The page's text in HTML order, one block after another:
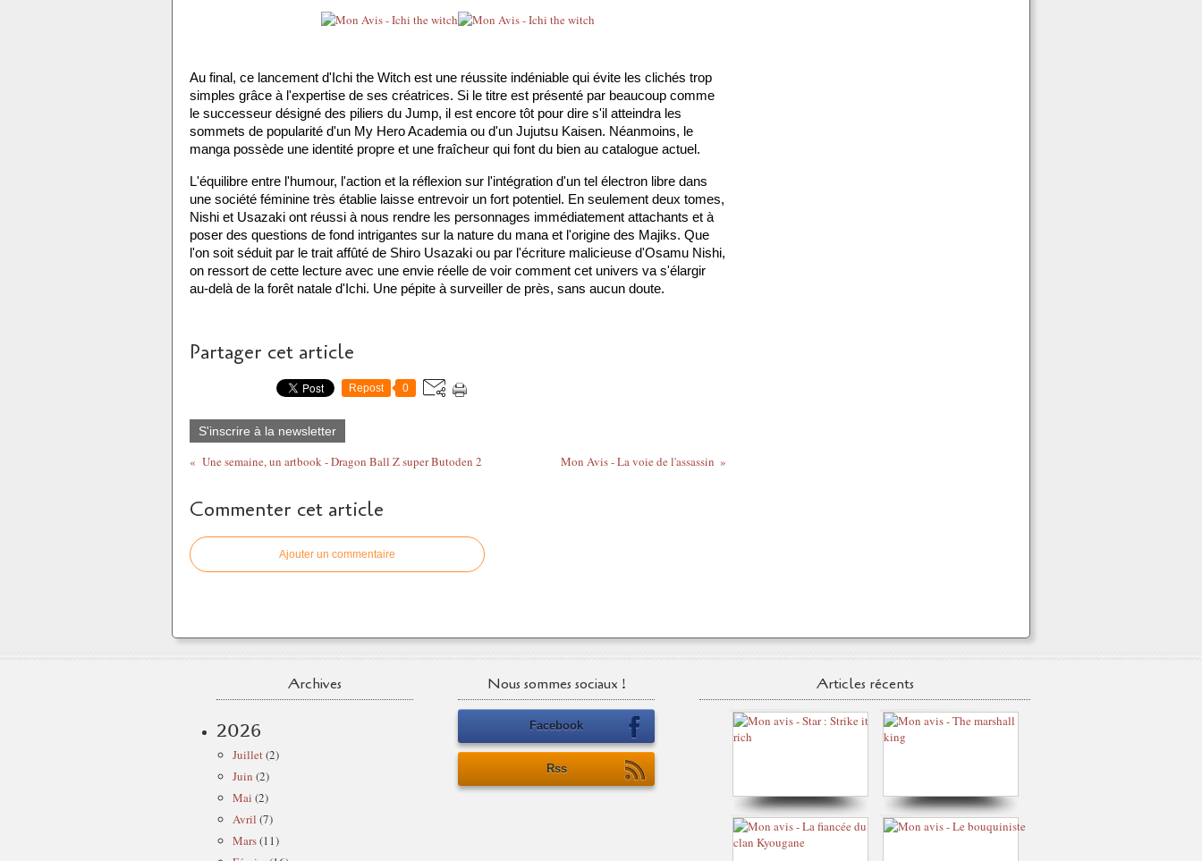
Au final, ce lancement d'Ichi the Witch est une réussite indéniable qui évite les clichés trop
simples grâce à l'expertise de ses créatrices. Si le titre est présenté par beaucoup comme
le successeur désigné des piliers du Jump, il est encore tôt pour dire s'il atteindra les
sommets de popularité d'un My Hero Academia ou d'un Jujutsu Kaisen. Néanmoins, le
manga possède une identité propre et une fraîcheur qui font du bien au catalogue actuel.
L'équilibre entre l'humour, l'action et la réflexion sur l'intégration d'un tel électron libre dans
une société féminine très établie laisse entrevoir un fort potentiel. En seulement deux tomes,
Nishi et Usazaki ont réussi à nous rendre les personnages immédiatement attachants et à
poser des questions de fond intrigantes sur la nature du mana et l'origine des Majiks. Que
l'on soit séduit par le trait affûté de Shiro Usazaki ou par l'écriture malicieuse d'Osamu Nishi,
on ressort de cette lecture avec une envie réelle de voir comment cet univers va s'élargir
au-delà de la forêt natale d'Ichi. Une pépite à surveiller de près, sans aucun doute.
Partager cet article
Repost 0
S'inscrire à la newsletter
Une semaine, un artbook - Dragon Ball Z super Butoden 2 Mon Avis - La voie de l'assassin
Commenter cet article
Ajouter un commentaire
Archives
2026
Juillet(2)
Juin (2)
Mai (2)
Avril (7)
Mars(11)
Nous sommes sociaux !
Facebook
Rss
Articles récents